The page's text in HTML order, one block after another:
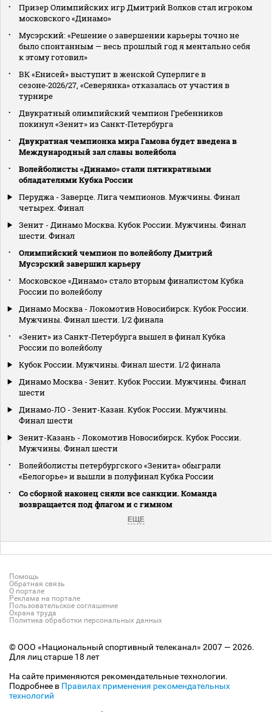
Призер Олимпийских игр Дмитрий Волков стал игроком
московского «Динамо»
Мусэрский: «Решение о завершении карьеры точно не
было спонтанным — весь прошлый год я ментально себя
к этому готовил»
ВК «Енисей» выступит в женской Суперлиге в
сезоне‑2026/27, «Северянка» отказалась от участия в
турнире
Двукратный олимпийский чемпион Гребенников
покинул «Зенит» из Санкт‑Петербурга
Двукратная чемпионка мира Гамова будет введена в
Международный зал славы волейбола
Волейболисты «Динамо» стали пятикратными
обладателями Кубка России
Перуджа - Заверце. Лига чемпионов. Мужчины. Финал
четырех. Финал
Зенит - Динамо Москва. Кубок России. Мужчины. Финал
шести. Финал
Олимпийский чемпион по волейболу Дмитрий
Мусэрский завершил карьеру
Московское «Динамо» стало вторым финалистом Кубка
России по волейболу
Динамо Москва - Локомотив Новосибирск. Кубок России.
Мужчины. Финал шести. 1/2 финала
«Зенит» из Санкт‑Петербурга вышел в финал Кубка
России по волейболу
Кубок России. Мужчины. Финал шести. 1/2 финала
Динамо Москва - Зенит. Кубок России. Мужчины. Финал
шести
Динамо-ЛО - Зенит-Казан. Кубок России. Мужчины.
Финал шести
Зенит-Казань - Локомотив Новосибирск. Кубок России.
Мужчины. Финал шести
Волейболисты петербургского «Зенита» обыграли
«Белогорье» и вышли в полуфинал Кубка России
Со сборной наконец сняли все санкции. Команда
возвращается под флагом и с гимном
ЕЩЕ
Помощь
Обратная связь
О портале
Реклама на портале
Пользовательское соглашение
Охрана труда
Политика обработки персональных данных
© ООО «Национальный спортивный телеканал» 2007 — 2026.
Для лиц старше 18 лет
На сайте применяются рекомендательные технологии.
Подробнее в Правилах применения рекомендательных
технологий